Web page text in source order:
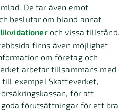
De tar även emot
beslutar om bland annat
likvidationeroch vissa tillstånd.
finns även möjlighet
om företag och
arbetar tillsammans med
exempel Skatteverket,
för att
förutsättningar för ett bra